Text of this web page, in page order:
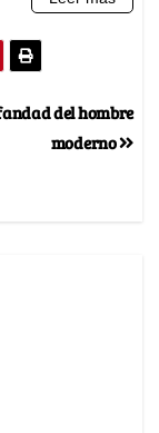
del hombre
moderno